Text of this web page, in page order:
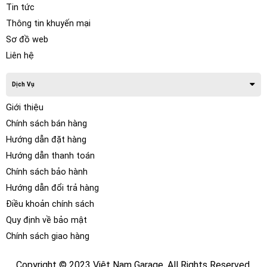
dụng gì?
Cửa hít cho xe Audi A6 tự động hít cửa và khép chặt với
khoảng cách 6mm.
Hệ thống cửa hít xe Audi A6 tự động đóng 4 cách cửa giúp
cho việc lên xuống xe được dễ dàng.
Không ảnh hưởng đến thiết kế zin của xe.
Cảm biến thông minh giúp hạn chế nguy cơ bị kẹt tay do
đẳng cấp.
Tin tức
Thông tin khuyến mại
Sơ đồ web
Liên hệ
Dịch Vụ
Giới thiệu
Chính sách bán hàng
Hướng dẫn đặt hàng
Hướng dẫn thanh toán
Chính sách bảo hành
Hướng dẫn đổi trả hàng
Điều khoản chính sách
Quy định về bảo mật
Chính sách giao hàng